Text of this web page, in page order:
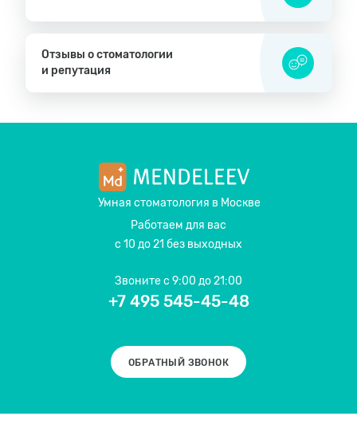
Отзывы о стоматологии
и репутация
Умная стоматология в Москве
Работаем для вас
с 10 до 21 без выходных
Звонитес 9:00 до 21:00
+7 495 545-45-48
ОБРАТНЫЙ ЗВОНОК